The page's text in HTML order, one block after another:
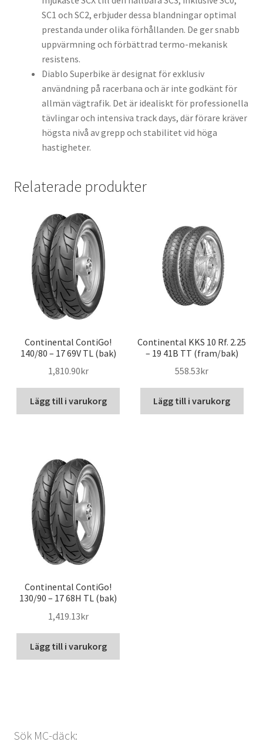
SC1 och SC2, erbjuder dessa blandningar optimal
prestanda under olika förhållanden. De ger snabb
uppvärmning och förbättrad termo-mekanisk
resistens.
Diablo Superbike är designat för exklusiv
användning på racerbana och är inte godkänt för
allmän vägtrafik. Det är idealiskt för professionella
tävlingar och intensiva track days, där förare kräver
högsta nivå av grepp och stabilitet vid höga
hastigheter.
Relaterade produkter
Continental ContiGo!
140/80 – 17 69V TL (bak)
1,810.90kr
Lägg till i varukorg
Continental KKS 10 Rf. 2.25
– 19 41B TT (fram/bak)
558.53kr
Lägg till i varukorg
Continental ContiGo!
130/90 – 17 68H TL (bak)
1,419.13kr
Lägg till i varukorg
Sök MC-däck: